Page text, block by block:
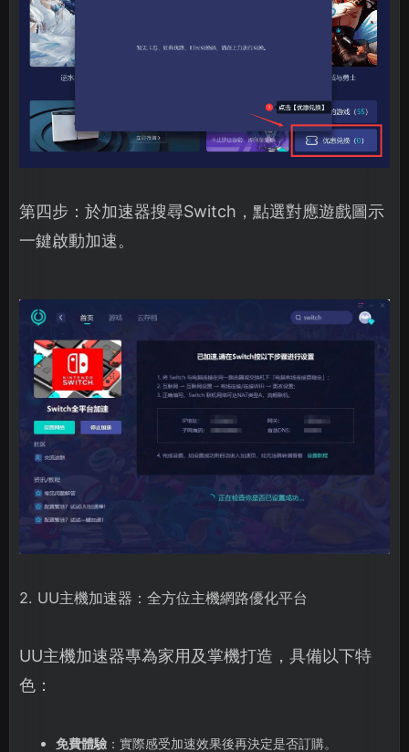
第四步：於加速器搜尋Switch，點選對應遊戲圖示
一鍵啟動加速。
2. UU主機加速器：全方位主機網路優化平台
UU主機加速器專為家用及掌機打造，具備以下特
色：
免費體驗：實際感受加速效果後再決定是否訂購。